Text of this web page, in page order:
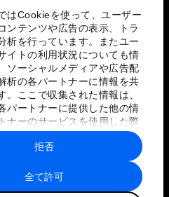
はCookieを使って、ユーザー
ンテンツや広告の表示、トラ
析を行っています。またユー
イトの利用状況についても情
ソーシャルメディアや広告配
析の各パートナーに情報を共
。ここで収集された情報は、
パートナーに提供した他の情
ナーのサービスを使用した際
情報と組み合わされ、各パー
て使用されることがありま
全て許可
拒否
リシーと利用規約
トマップ